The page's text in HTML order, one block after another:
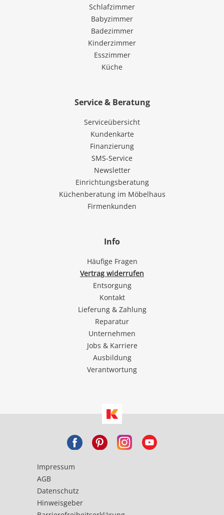
Schlafzimmer
Babyzimmer
Badezimmer
Kinderzimmer
Esszimmer
Küche
Service & Beratung
Serviceübersicht
Kundenkarte
Finanzierung
SMS-Service
Newsletter
Einrichtungsberatung
Küchenberatung im Möbelhaus
Firmenkunden
Info
Häufige Fragen
Vertrag widerrufen
Entsorgung
Kontakt
Lieferung & Zahlung
Reparatur
Unternehmen
Jobs & Karriere
Ausbildung
Verantwortung
Impressum
AGB
Datenschutz
Hinweisgeber